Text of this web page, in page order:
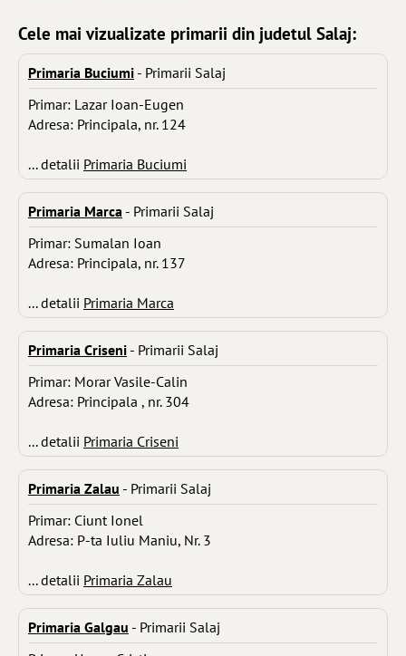
Cele mai vizualizate primarii din judetul Salaj:
Primaria Buciumi - Primarii Salaj
Primar: Lazar Ioan-Eugen
Adresa: Principala, nr. 124
... detalii Primaria Buciumi
Primaria Marca - Primarii Salaj
Primar: Sumalan Ioan
Adresa: Principala, nr. 137
... detalii Primaria Marca
Primaria Criseni - Primarii Salaj
Primar: Morar Vasile-Calin
Adresa: Principala , nr. 304
... detalii Primaria Criseni
Primaria Zalau - Primarii Salaj
Primar: Ciunt Ionel
Adresa: P-ta Iuliu Maniu, Nr. 3
... detalii Primaria Zalau
Primaria Galgau - Primarii Salaj